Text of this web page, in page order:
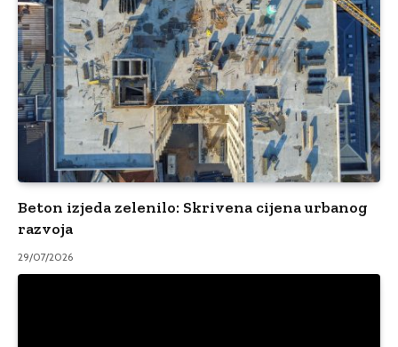
Beton izjeda zelenilo: Skrivena cijena urbanog
razvoja
29/07/2026